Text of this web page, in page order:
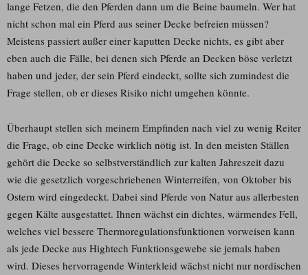
lange Fetzen, die den Pferden dann um die Beine baumeln. Wer hat
nicht schon mal ein Pferd aus seiner Decke befreien müssen?
Meistens passiert außer einer kaputten Decke nichts, es gibt aber
eben auch die Fälle, bei denen sich Pferde an Decken böse verletzt
haben und jeder, der sein Pferd eindeckt, sollte sich zumindest die
Frage stellen, ob er dieses Risiko nicht umgehen könnte.
Überhaupt stellen sich meinem Empfinden nach viel zu wenig Reiter
die Frage, ob eine Decke wirklich nötig ist. In den meisten Ställen
gehört die Decke so selbstverständlich zur kalten Jahreszeit dazu
wie die gesetzlich vorgeschriebenen Winterreifen, von Oktober bis
Ostern wird eingedeckt. Dabei sind Pferde von Natur aus allerbesten
gegen Kälte ausgestattet. Ihnen wächst ein dichtes, wärmendes Fell,
welches viel bessere Thermoregulationsfunktionen vorweisen kann
als jede Decke aus Hightech Funktionsgewebe sie jemals haben
wird. Dieses hervorragende Winterkleid wächst nicht nur nordischen